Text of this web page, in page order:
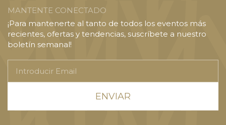
MANTENTE CONECTADO
¡Para mantenerte al tanto de todos los eventos más
recientes, ofertas y tendencias, suscríbete a nuestro
boletín semanal!
Email